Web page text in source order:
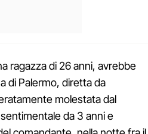
ragazza di 26 anni, avrebbe
di Palermo, diretta da
molestata dal
da 3 anni e